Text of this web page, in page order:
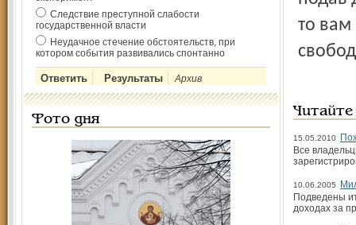
Следствие преступной слабости
государственной власти
Неудачное стечение обстоятельств, при
котором события развивались спонтанно
Архив
Фото дня
то вам
15.05.2010
Все
10.06.2005
Подведены
доходах за